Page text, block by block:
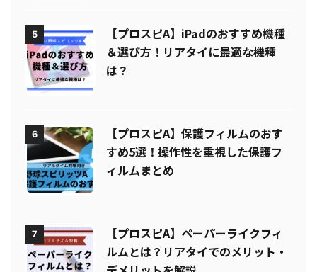
5
【プロスピA】iPadのおすすめ機種
＆選び方！リアタイに最適な機種
は？
6
【プロスピA】保護フィルムのおす
すめ5選！操作性を重視した保護フ
ィルムまとめ
7
【プロスピA】ペーパーライクフィ
ルムとは？リアタイでのメリット・